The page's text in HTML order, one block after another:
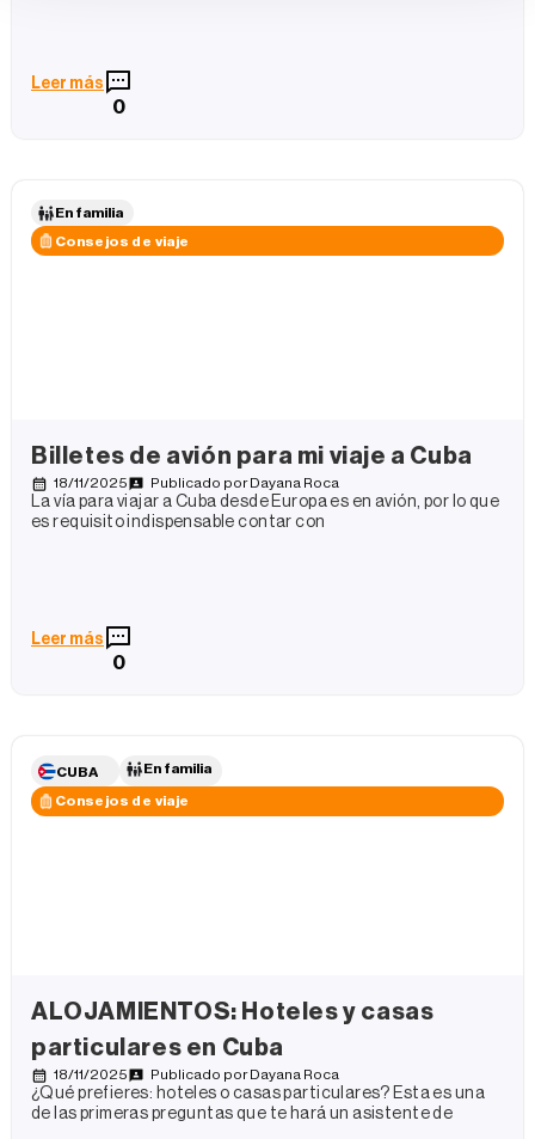
Leer más
0
En familia
Consejos de viaje
Billetes de avión para mi viaje a Cuba
18/11/2025 Publicado porDayana Roca
La vía para viajar a Cuba desde Europa es en avión, por lo que
es requisito indispensable contar con
Leer más
0
CUBA En familia
Consejos de viaje
ALOJAMIENTOS: Hoteles y casas
particulares en Cuba
18/11/2025 Publicado porDayana Roca
¿Qué prefieres: hoteles o casas particulares? Esta es una
de las primeras preguntas que te hará un asistente de